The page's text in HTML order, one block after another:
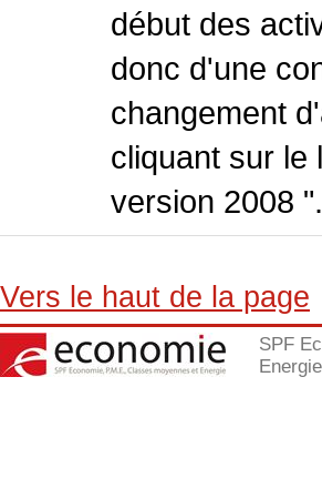
début des
donc d'une
changement
cliquant sur le
version 2008 ".
Vers le haut de la page
SPF